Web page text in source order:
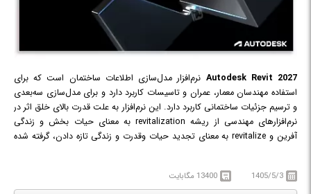
Autodesk Revit 2027 نرم‌افزار مدل‌سازی اطلاعات ساختمان است که برای
استفاده مهندسان معمار، عمران و تاسیسات کاربرد دارد و برای مدل‌سازی سه‌بعدی
و ترسیم جزئیات ساختمانی کاربرد دارد. این نرم‌افزار به علت قدرت بالای خلق اثر در
نرم‌افزارهای مهندسی از ریشه revitalization به معنای حیات بخش و زندگی
آفرین و revitalize به معنای تجدید حیات وقدرت و زندگی تازه دادن، گرفته شده
معماری، عمران و تاسیسات است.
1405/5/3 13400 مگابایت